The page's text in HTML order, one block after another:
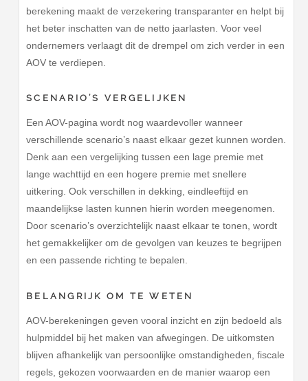
berekening maakt de verzekering transparanter en helpt bij
het beter inschatten van de netto jaarlasten. Voor veel
ondernemers verlaagt dit de drempel om zich verder in een
AOV te verdiepen.
SCENARIO’S VERGELIJKEN
Een AOV-pagina wordt nog waardevoller wanneer
verschillende scenario’s naast elkaar gezet kunnen worden.
Denk aan een vergelijking tussen een lage premie met
lange wachttijd en een hogere premie met snellere
uitkering. Ook verschillen in dekking, eindleeftijd en
maandelijkse lasten kunnen hierin worden meegenomen.
Door scenario’s overzichtelijk naast elkaar te tonen, wordt
het gemakkelijker om de gevolgen van keuzes te begrijpen
en een passende richting te bepalen.
BELANGRIJK OM TE WETEN
AOV-berekeningen geven vooral inzicht en zijn bedoeld als
hulpmiddel bij het maken van afwegingen. De uitkomsten
blijven afhankelijk van persoonlijke omstandigheden, fiscale
regels, gekozen voorwaarden en de manier waarop een